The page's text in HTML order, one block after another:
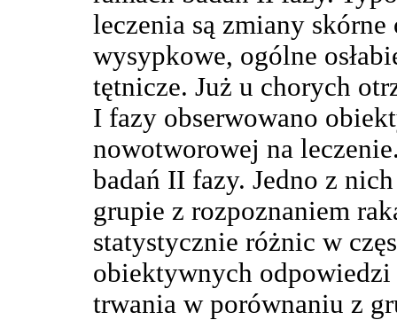
leczenia są zmiany skórne
wysypkowe, ogólne
tętnicze. Już u chorych
I fazy obserwowano
nowotworowej na
badań II fazy. Jedno z
grupie z rozpoznaniem
statystycznie różnic w
obiektywnych odpowiedzi
trwania w porównaniu z